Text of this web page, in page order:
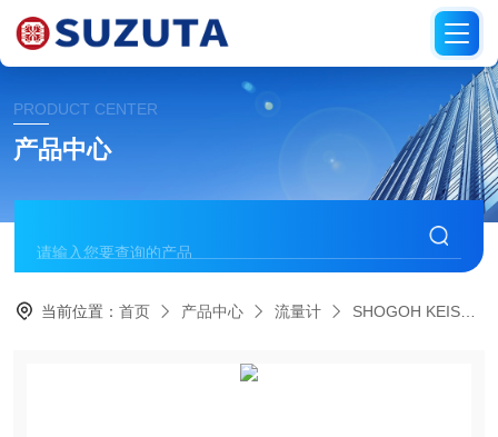
PRODUCT CENTER
产品中心
当前位置：首页 产品中心 流量计 SHOGOH KEISO综合计装